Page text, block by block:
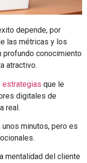
depende, por
las métricas y los
profundo conocimiento
atractivo.
estrategias que le
digitales de
real.
minutos, pero es
mentalidad del cliente